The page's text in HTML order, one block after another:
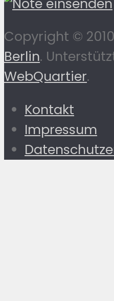
Copyright ©
Berlin.
WebQuartier.
Kontakt
Impressum